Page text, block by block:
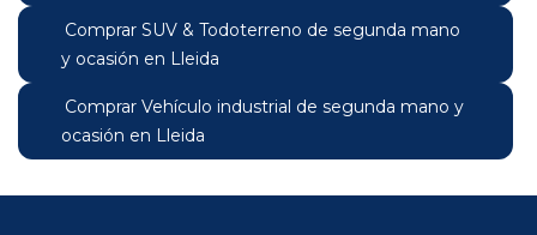
Comprar SUV & Todoterreno de segunda mano
y ocasión en Lleida
Comprar Vehículo industrial de segunda mano y
ocasión en Lleida